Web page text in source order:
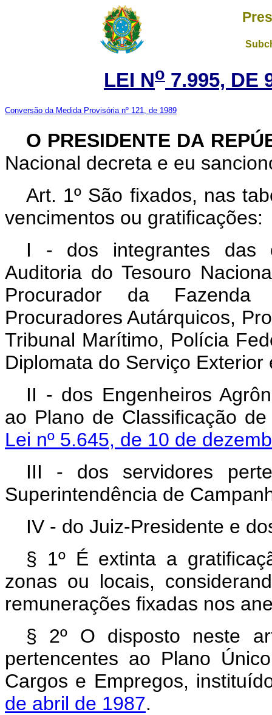
LEI No 7.995, DE
Conversão da Medida Provisória nº 121, de 1989
O PRESIDENTE DA
Nacional decreta e eu
Art. 1º São fixados, nas
vencimentos ou
I - dos integrantes das
Auditoria do Tesouro
Procurador da Fazenda
Procuradores Autárquicos,
Tribunal Marítimo, Polícia
Diplomata do Serviço
II - dos Engenheiros
ao Plano de Classificação
Lei nº 5.645, de 10 de
III - dos servidores
Superintendência de
IV - do Juiz-Presidente e
§ 1º É extinta a
zonas ou locais,
remunerações fixadas nos
§ 2º O disposto neste
pertencentes ao Plano
Cargos e Empregos,
de abril de 1987.